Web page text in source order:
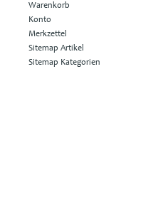
Warenkorb
Konto
Merkzettel
Sitemap Artikel
Sitemap Kategorien